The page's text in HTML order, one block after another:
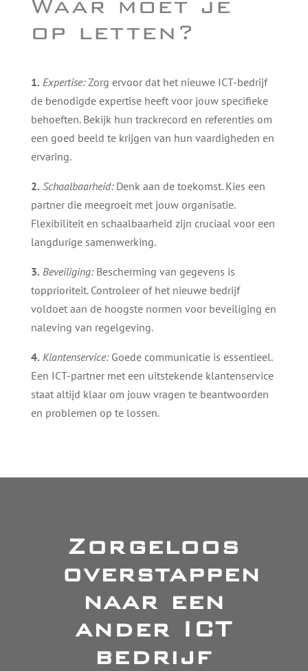
Waar moet je
op letten?
1. Expertise:Zorg ervoor dat het nieuwe ICT-bedrijf
de benodigde expertise heeft voor jouw specifieke
behoeften. Bekijk hun trackrecord en referenties om
een goed beeld te krijgen van hun vaardigheden en
ervaring.
2. Schaalbaarheid:Denk aan de toekomst. Kies een
partner die meegroeit met jouw organisatie.
Flexibiliteit en schaalbaarheid zijn cruciaal voor een
langdurige samenwerking.
3. Beveiliging:Bescherming van gegevens is
topprioriteit. Controleer of het nieuwe bedrijf
voldoet aan de hoogste normen voor beveiliging en
naleving van regelgeving.
4. Klantenservice:Goede communicatie is essentieel.
Een ICT-partner met een uitstekende klantenservice
staat altijd klaar om jouw vragen te beantwoorden
en problemen op te lossen.
Zorgeloos
overstappen
naar een
ander ICT
bedrijf